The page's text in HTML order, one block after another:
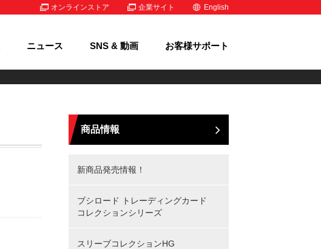
オンラインストア 企業サイト English
ニュース SNS & 動画 お客様サポート
商品情報
新商品発売情報！
ブシロード トレーディングカード
コレクションシリーズ
スリーブコレクションHG